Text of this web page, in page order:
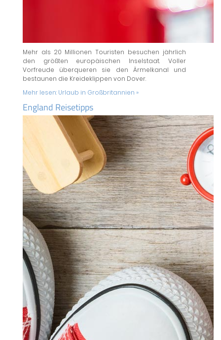
Mehr als 20 Millionen Touristen besuchen jährlich
den größten europäischen Inselstaat. Voller
Vorfreude überqueren sie den Ärmelkanal und
bestaunen die Kreideklippen von Dover.
Mehr lesen: Urlaub in Großbritannien »
England Reisetipps